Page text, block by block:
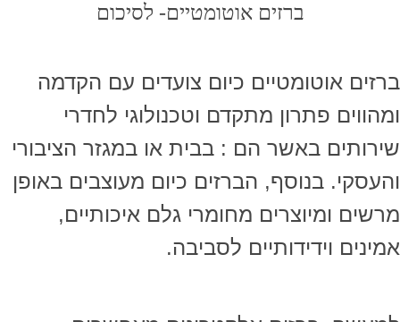
ברזים אוטומטיים- לסיכום
ברזים אוטומטיים כיום צועדים עם הקדמה
ומהווים פתרון מתקדם וטכנולוגי לחדרי
שירותים באשר הם : בבית או במגזר הציבורי
והעסקי. בנוסף, הברזים כיום מעוצבים באופן
מרשים ומיוצרים מחומרי גלם איכותיים,
אמינים וידידותיים לסביבה.